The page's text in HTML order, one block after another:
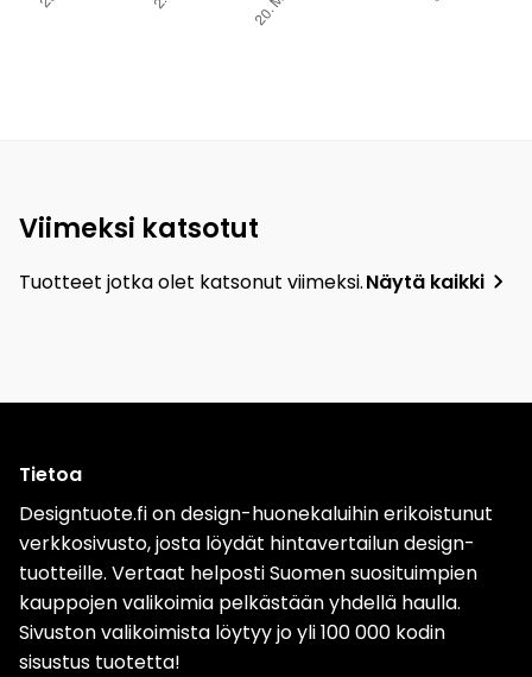
Viimeksi katsotut
Tuotteet jotka olet katsonut viimeksi.Näytä kaikki
Tietoa
Designtuote.fi on design-huonekaluihin erikoistunut
verkkosivusto, josta löydät hintavertailun design-
tuotteille. Vertaat helposti Suomen suosituimpien
kauppojen valikoimia pelkästään yhdellä haulla.
Sivuston valikoimista löytyy jo yli 100 000 kodin
sisustus tuotetta!